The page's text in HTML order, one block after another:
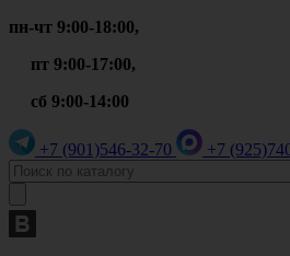
пн-чт 9:00-18:00,
пт 9:00-17:00,
сб 9:00-14:00
+7 (901)546-32-70 +7 (925)